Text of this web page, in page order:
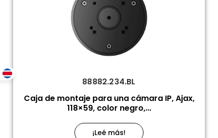
88882.234.BL
Caja de montaje para una cámara IP, Ajax,
118×59, color negro,...
¡Leé más!